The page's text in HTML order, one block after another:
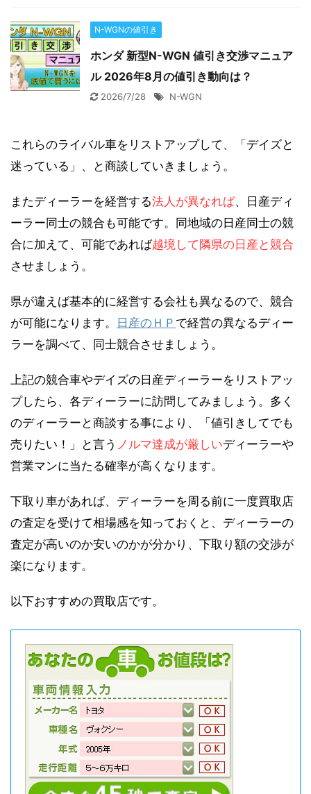
N-WGNの値引き
ホンダ 新型N-WGN 値引き交渉マニュア
ル 2026年8月の値引き動向は？
2026/7/28 N-WGN
これらのライバル車をリストアップして、「デイズと
迷っている」、と商談していきましょう。
またディーラーを経営する法人が異なれば、日産ディ
ーラー同士の競合も可能です。同地域の日産同士の競
合に加えて、可能であれば越境して隣県の日産と競合
させましょう。
県が違えば基本的に経営する会社も異なるので、競合
が可能になります。
日産のＨＰ で経営の異なるディー
ラーを調べて、同士競合させましょう。
上記の競合車やデイズの日産ディーラーをリストアッ
プしたら、各ディーラーに訪問してみましょう。多く
のディーラーと商談する事により、「値引きしてでも
売りたい！」と言う ノルマ達成が厳しいディーラーや
営業マンに当たる確率が高くなります。
下取り車があれば、ディーラーを周る前に一度買取店
の査定を受けて相場感を知っておくと、ディーラーの
査定が高いのか安いのかが分かり、下取り額の交渉が
楽になります。
以下おすすめの買取店です。